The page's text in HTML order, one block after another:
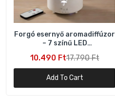
dekor
Forgó esernyő aromadiffúzor
– 7 színű LED
időzítővel
10.490 Ft17.790 Ft
Add To Cart